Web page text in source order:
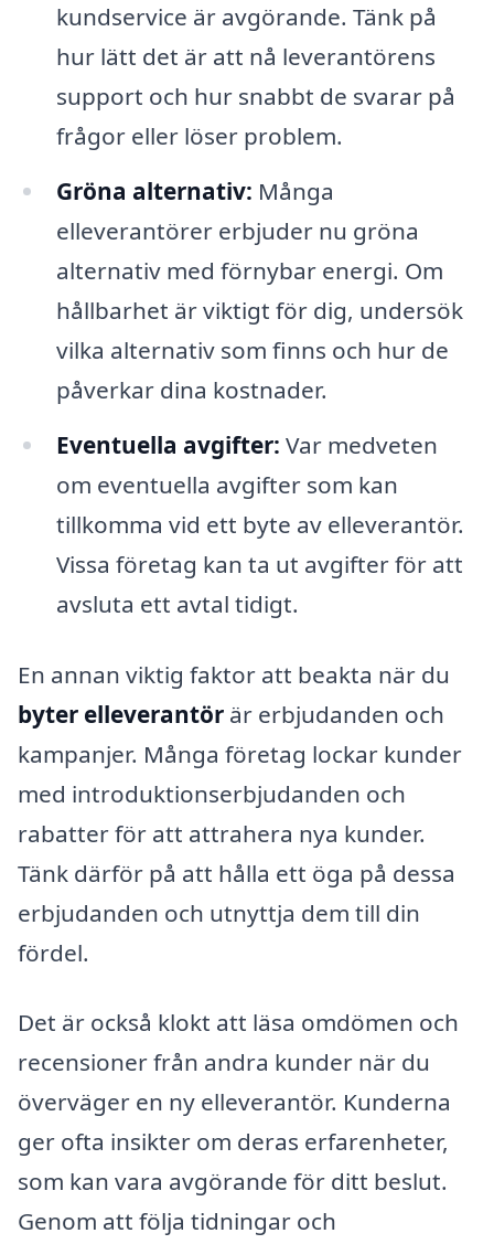
kundservice är avgörande. Tänk på
hur lätt det är att nå leverantörens
support och hur snabbt de svarar på
frågor eller löser problem.
Gröna alternativ: Många
elleverantörer erbjuder nu gröna
alternativ med förnybar energi. Om
hållbarhet är viktigt för dig, undersök
vilka alternativ som finns och hur de
påverkar dina kostnader.
Eventuella avgifter: Var medveten
om eventuella avgifter som kan
tillkomma vid ett byte av elleverantör.
Vissa företag kan ta ut avgifter för att
avsluta ett avtal tidigt.
En annan viktig faktor att beakta när du
byter elleverantör är erbjudanden och
kampanjer. Många företag lockar kunder
med introduktionserbjudanden och
rabatter för att attrahera nya kunder.
Tänk därför på att hålla ett öga på dessa
erbjudanden och utnyttja dem till din
fördel.
Det är också klokt att läsa omdömen och
recensioner från andra kunder när du
överväger en ny elleverantör. Kunderna
ger ofta insikter om deras erfarenheter,
som kan vara avgörande för ditt beslut.
Genom att följa tidningar och